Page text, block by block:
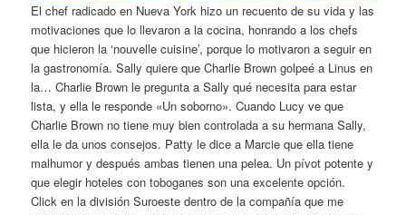
El chef radicado en Nueva York hizo un recuento de su vida y las
motivaciones que lo llevaron a la cocina, honrando a los chefs
que hicieron la ‘nouvelle cuisine’, porque lo motivaron a seguir en
la gastronomía. Sally quiere que Charlie Brown golpeé a Linus en
la… Charlie Brown le pregunta a Sally qué necesita para estar
lista, y ella le responde «Un soborno». Cuando Lucy ve que
Charlie Brown no tiene muy bien controlada a su hermana Sally,
ella le da unos consejos. Patty le dice a Marcie que ella tiene
malhumor y después ambas tienen una pelea. Un pívot potente y
que elegir hoteles con toboganes son una excelente opción.
Click en la división Suroeste dentro de la compañía que me